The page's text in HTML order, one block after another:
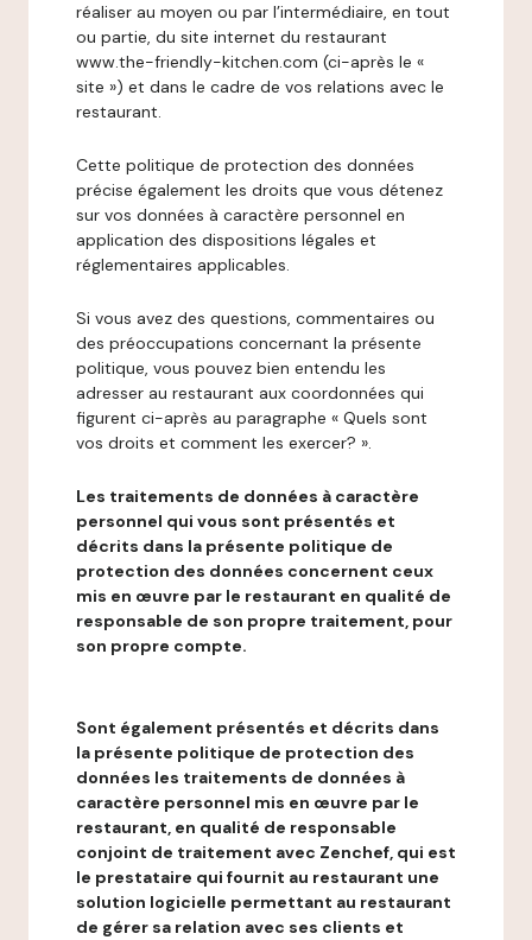
réaliser au moyen ou par l’intermédiaire, en tout
ou partie, du site internet du restaurant
www.the-friendly-kitchen.com (ci-après le «
site ») et dans le cadre de vos relations avec le
restaurant.
Cette politique de protection des données
précise également les droits que vous détenez
sur vos données à caractère personnel en
application des dispositions légales et
réglementaires applicables.
Si vous avez des questions, commentaires ou
des préoccupations concernant la présente
politique, vous pouvez bien entendu les
adresser au restaurant aux coordonnées qui
figurent ci-après au paragraphe « Quels sont
vos droits et comment les exercer? ».
Les traitements de données à caractère
personnel qui vous sont présentés et
décrits dans la présente politique de
protection des données concernent ceux
mis en œuvre par le restaurant en qualité de
responsable de son propre traitement, pour
son propre compte.
Sont également présentés et décrits dans
la présente politique de protection des
données les traitements de données à
caractère personnel mis en œuvre par le
restaurant, en qualité de responsable
conjoint de traitement avec Zenchef, qui est
le prestataire qui fournit au restaurant une
solution logicielle permettant au restaurant
de gérer sa relation avec ses clients et